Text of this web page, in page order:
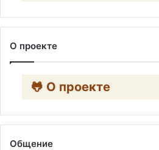
О проекте
🐸 О проекте
Общение